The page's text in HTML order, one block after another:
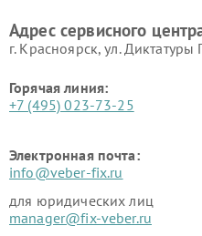
Адрес сервисного
г. Красноярск, ул.
Горячая линия:
+7 (495) 023-73-25
Электронная почта:
info@veber-fix.ru
для юридических лиц
manager@fix-veber.ru